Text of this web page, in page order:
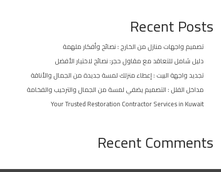
Recent Posts
تصميم واجهات منازل من الخارج : نصائح وأفكار ملهمة
دليل شامل للتعاقد مع مقاول حجر: نصائح لاختيار الأفضل
تجديد واجهة البيت : إعطاء منزلك لمسة جديدة من الجمال والأناقة
مداخل الفلل : التصميم يضفي لمسة من الجمال والترحيب والفخامة
Your Trusted Restoration Contractor Services in Kuwait
Recent Comments